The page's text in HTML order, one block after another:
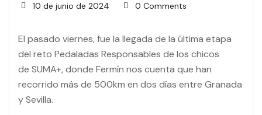
10 de junio de 2024 0 Comments
El pasado viernes, fue la llegada de la última etapa
del reto Pedaladas Responsables de los chicos
de SUMA+, donde Fermín nos cuenta que han
recorrido más de 500km en dos días entre Granada
y Sevilla.